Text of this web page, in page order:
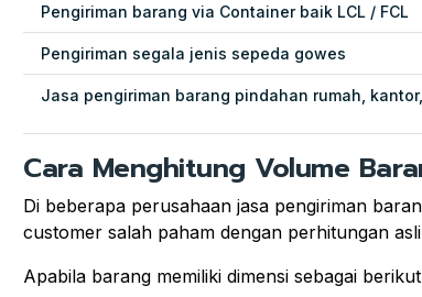
Pengiriman barang via Container baik LCL / FCL
Pengiriman segala jenis sepeda gowes
Jasa pengiriman barang pindahan rumah,
Cara Menghitung Volume
Di beberapa perusahaan jasa pengiriman
customer salah paham dengan perhitungan
Apabila barang memiliki dimensi sebagai berikut